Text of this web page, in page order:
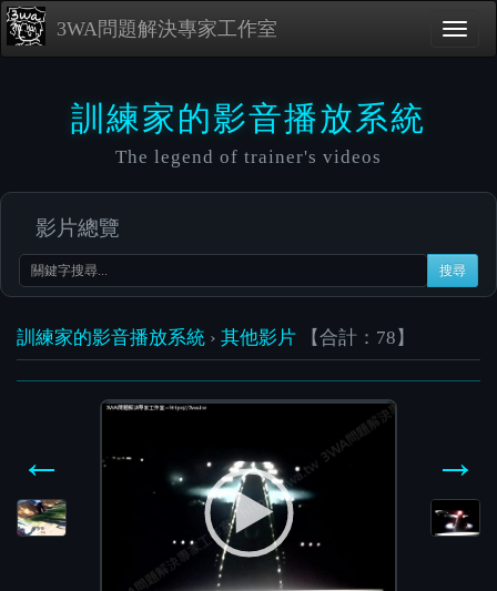
3WA問題解決專家工作室
訓練家的影音播放系統
The legend of trainer's videos
影片總覽
搜尋
訓練家的影音播放系統 › 其他影片 【合計：78】
← →